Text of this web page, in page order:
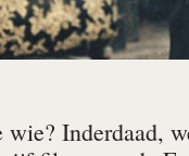
Inderdaad,